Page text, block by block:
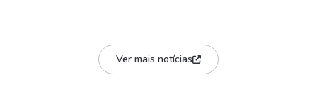
Ver mais notícias